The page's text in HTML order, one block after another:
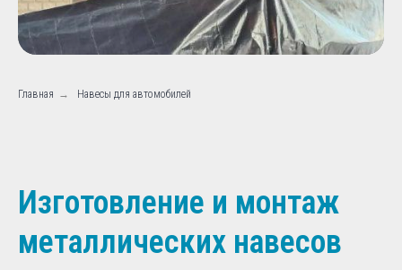
Главная → Навесы для автомобилей
Изготовление и монтаж
металлических навесов